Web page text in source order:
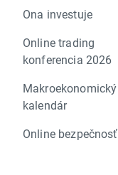
Ona investuje
Online trading
konferencia 2026
Makroekonomický
kalendár
Online bezpečnosť